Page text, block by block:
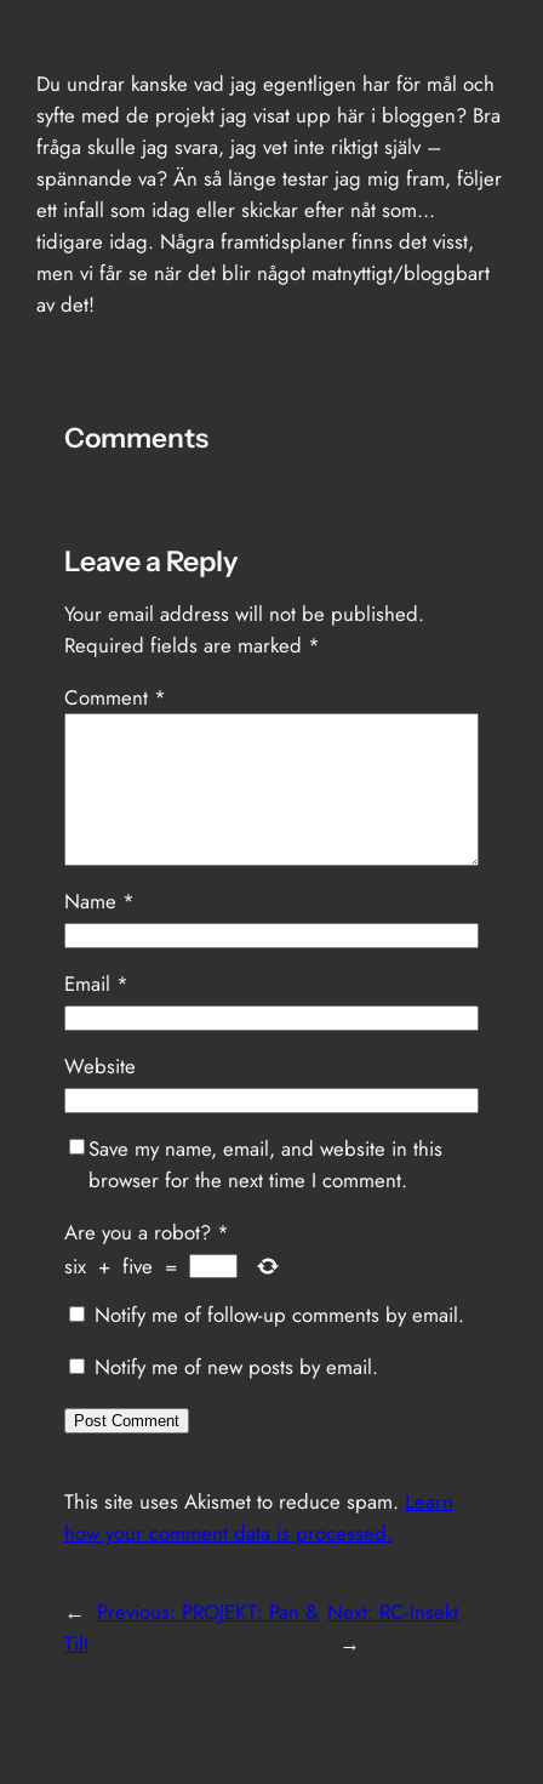
Du undrar kanske vad jag egentligen har för mål och
syfte med de projekt jag visat upp här i bloggen? Bra
fråga skulle jag svara, jag vet inte riktigt själv –
spännande va? Än så länge testar jag mig fram, följer
ett infall som idag eller skickar efter nåt som…
tidigare idag. Några framtidsplaner finns det visst,
men vi får se när det blir något matnyttigt/bloggbart
av det!
Comments
Leave a Reply
Your email address will not be published.
Required fields are marked *
Comment *
Name *
Email *
Website
Save my name, email, and website in this
browser for the next time I comment.
Are you a robot?*
six + five =
Notify me of follow-up comments by email.
Notify me of new posts by email.
This site uses Akismet to reduce spam. Learn
how your comment data is processed.
← Previous: PROJEKT: Pan &
Tilt
Next: RC-Insekt
→